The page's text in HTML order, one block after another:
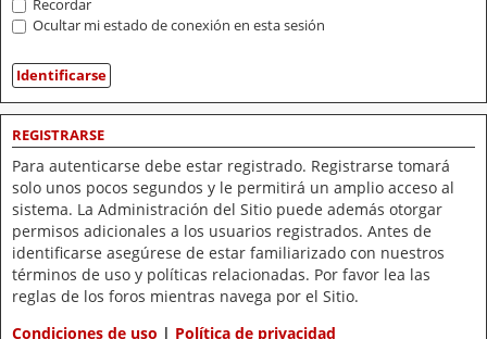
Recordar
Ocultar mi estado de conexión en esta sesión
REGISTRARSE
Para autenticarse debe estar registrado. Registrarse tomará
solo unos pocos segundos y le permitirá un amplio acceso al
sistema. La Administración del Sitio puede además otorgar
permisos adicionales a los usuarios registrados. Antes de
identificarse asegúrese de estar familiarizado con nuestros
términos de uso y políticas relacionadas. Por favor lea las
reglas de los foros mientras navega por el Sitio.
Condiciones de uso | Política de privacidad